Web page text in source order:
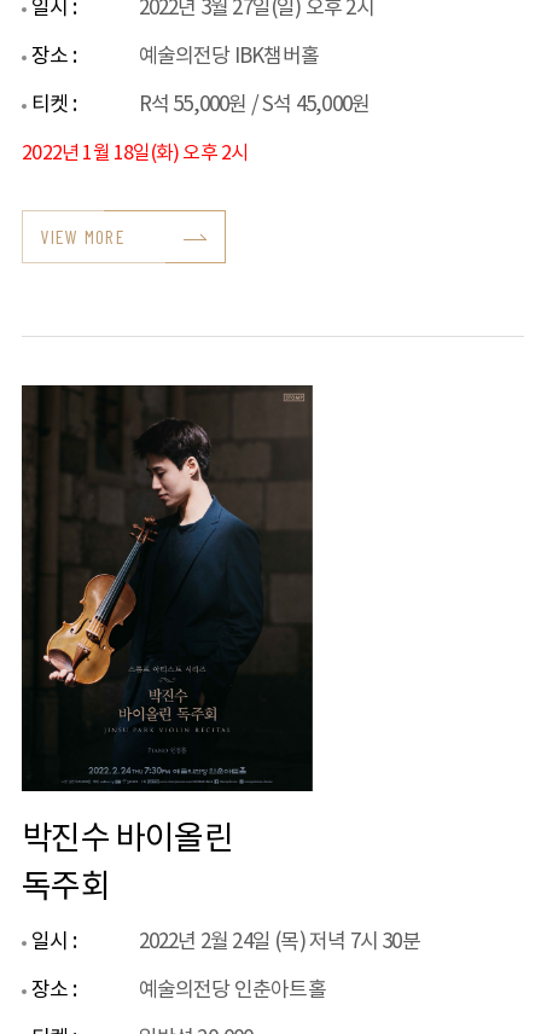
일시 :
2022년 3월 27일(일) 오후 2시
장소 :
예술의전당 IBK챔버홀
티켓 :
R석 55,000원 / S석 45,000원
2022년 1월 18일(화) 오후 2시
VIEW MORE
박진수 바이올린
독주회
일시 :
2022년 2월 24일 (목) 저녁 7시 30분
장소 :
예술의전당 인춘아트홀